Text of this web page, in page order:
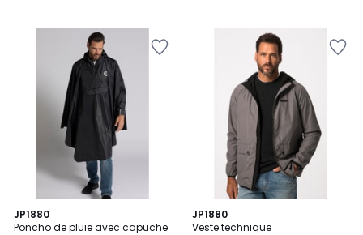
JP1880
Poncho de pluie avec capuche
5
/
JP1880
Veste technique